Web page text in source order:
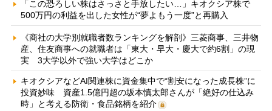
「この恐ろしい株はさっさと手放したい…」キオクシア株で
500万円の利益を出した女性が“夢よもう一度”と再購入
《商社の大学別就職者数ランキングを解剖》三菱商事、三井物
産、住友商事への就職者は「東大・早大・慶大で約6割」の現
実 3大学以外で強い大学はどこか
キオクシアなどAI関連株に資金集中で“割安になった成長株”に
投資妙味 資産1.5億円超の坂本慎太郎さんが「絶好の仕込み
時」と考える防衛・食品銘柄を紹介